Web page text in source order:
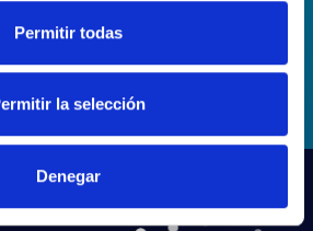
Permitir todas
la selección
Denegar
INFORMATION